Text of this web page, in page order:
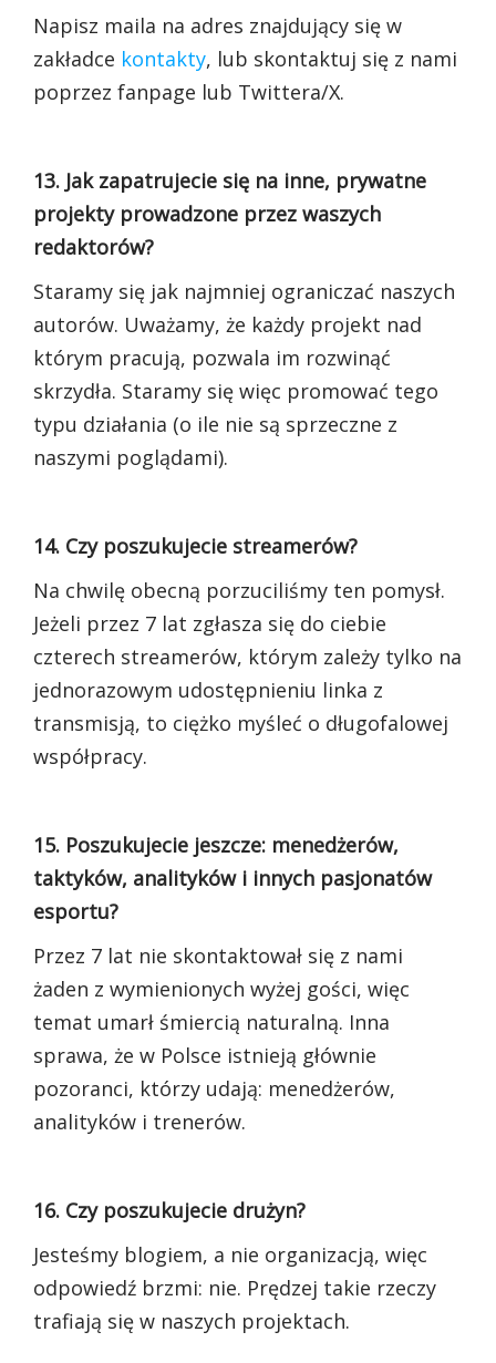
Napisz maila na adres znajdujący się w
zakładce kontakty, lub skontaktuj się z nami
poprzez fanpage lub Twittera/X.
13. Jak zapatrujecie się na inne, prywatne
projekty prowadzone przez waszych
redaktorów?
Staramy się jak najmniej ograniczać naszych
autorów. Uważamy, że każdy projekt nad
którym pracują, pozwala im rozwinąć
skrzydła. Staramy się więc promować tego
typu działania (o ile nie są sprzeczne z
naszymi poglądami).
14. Czy poszukujecie streamerów?
Na chwilę obecną porzuciliśmy ten pomysł.
Jeżeli przez 7 lat zgłasza się do ciebie
czterech streamerów, którym zależy tylko na
jednorazowym udostępnieniu linka z
transmisją, to ciężko myśleć o długofalowej
współpracy.
15. Poszukujecie jeszcze: menedżerów,
taktyków, analityków i innych pasjonatów
esportu?
Przez 7 lat nie skontaktował się z nami
żaden z wymienionych wyżej gości, więc
temat umarł śmiercią naturalną. Inna
sprawa, że w Polsce istnieją głównie
pozoranci, którzy udają: menedżerów,
analityków i trenerów.
16. Czy poszukujecie drużyn?
Jesteśmy blogiem, a nie organizacją, więc
odpowiedź brzmi: nie. Prędzej takie rzeczy
trafiają się w naszych projektach.